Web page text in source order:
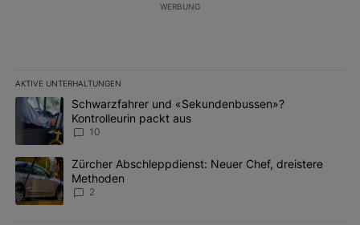
WERBUNG
AKTIVE UNTERHALTUNGEN
Das Folgende ist eine Liste der am meisten kommentierten
Ein Trendartikel mit dem Titel "Schwarzfahrer und
Schwarzfahrer und «Sekundenbussen»?
Kontrolleurin packt aus
10
Ein Trendartikel mit dem Titel "Zürcher Abschleppdienst: Neuer
Zürcher Abschleppdienst: Neuer Chef, dreistere
Methoden
2